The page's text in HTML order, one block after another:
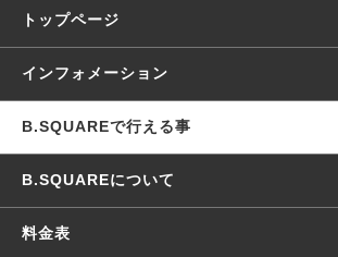
トップページ
インフォメーション
B.SQUAREで行える事
B.SQUAREについて
料金表